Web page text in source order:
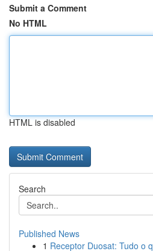
Submit a Comment
No HTML
HTML is disabled
Search
Published News
1 Receptor Duosat: Tudo o